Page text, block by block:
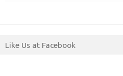
Like Us at Facebook